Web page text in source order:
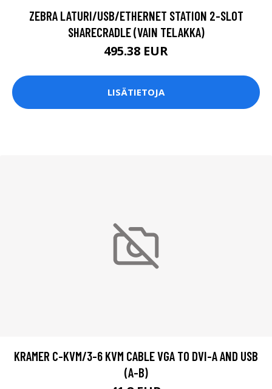
ZEBRA LATURI/USB/ETHERNET STATION 2-SLOT
SHARECRADLE (VAIN TELAKKA)
495.38 EUR
LISÄTIETOJA
KRAMER C-KVM/3-6 KVM CABLE VGA TO DVI-A AND USB
(A-B)